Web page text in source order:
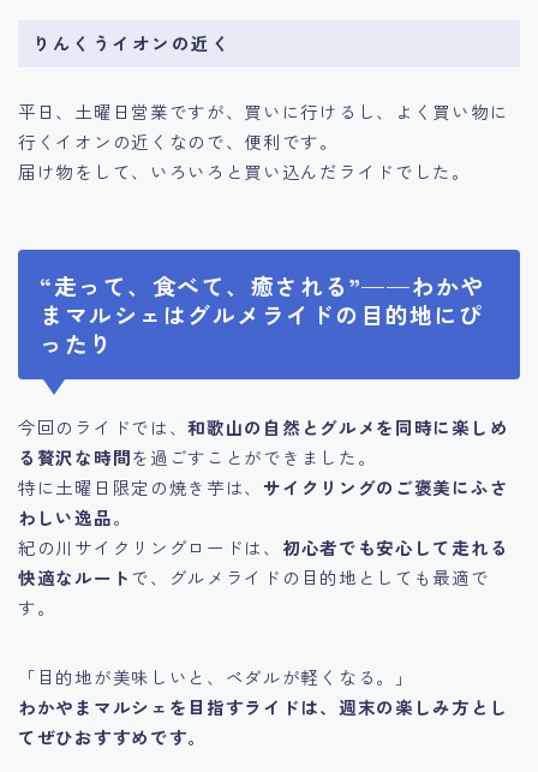
りんくうイオンの近く
平日、土曜日営業ですが、買いに行けるし、よく買い物に
行くイオンの近くなので、便利です。
届け物をして、いろいろと買い込んだライドでした。
“走って、食べて、癒される”——わかや
まマルシェはグルメライドの目的地にぴ
ったり
今回のライドでは、和歌山の自然とグルメを同時に楽しめ
る贅沢な時間を過ごすことができました。
特に土曜日限定の焼き芋は、 サイクリングのご褒美にふさ
わしい逸品。
紀の川サイクリングロードは、 初心者でも安心して走れる
快適なルートで、グルメライドの目的地としても最適で
す。
「目的地が美味しいと、ペダルが軽くなる。」
わかやまマルシェを目指すライドは、週末の楽しみ方とし
てぜひおすすめです。